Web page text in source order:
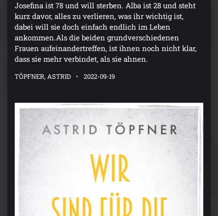
Josefina ist 78 und will sterben. Alba ist 28 und steht
kurz davor, alles zu verlieren, was ihr wichtig ist,
dabei will sie doch einfach endlich im Leben
ankommen.Als die beiden grundverschiedenen
Frauen aufeinandertreffen, ist ihnen noch nicht klar,
dass sie mehr verbindet, als sie ahnen.
TÖPFNER, ASTRID 2022-09-19